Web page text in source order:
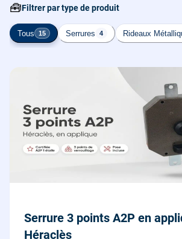
🧰Filtrer par type de produit
Tous 15 Serrures 4 Rideaux
Serrure 3 points A2P en
Héraclès